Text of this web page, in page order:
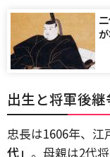
出生と将軍後継
忠長は1606年、
代」 。母親は2代